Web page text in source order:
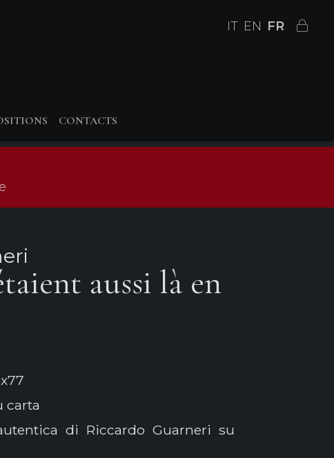
IT EN FR
CONTACTS
aussi là en
carta
di Riccardo Guarneri su